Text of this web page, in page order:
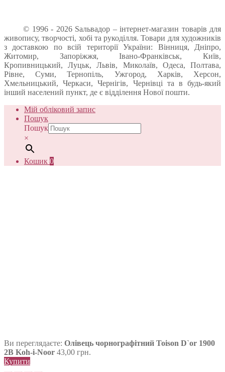
© 1996 - 2026 Sальвадор – інтернет-магазин товарів для
живопису, творчості, хобі та рукоділля. Товари для художників
з доставкою по всій території України: Вінниця, Дніпро,
Житомир, Запоріжжя, Івано-Франківськ, Київ,
Кропивницький, Луцьк, Львів, Миколаїв, Одеса, Полтава,
Рівне, Суми, Тернопіль, Ужгород, Харків, Херсон,
Хмельницький, Черкаси, Чернігів, Чернівці та в будь-який
інший населений пункт, де є відділення Нової пошти.
Мій обліковий запис
Пошук
Пошук
×
Кошик 0
Ви переглядаєте: Олівець чорнографітний Toison D`or 1900
2B Koh-i-Noor 43,00 грн.
Купити